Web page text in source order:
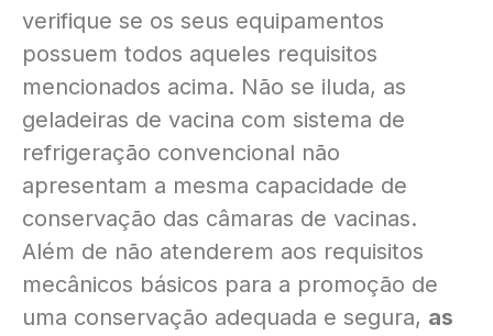
verifique se os seus equipamentos
possuem todos aqueles requisitos
mencionados acima. Não se iluda, as
geladeiras de vacina com sistema de
refrigeração convencional não
apresentam a mesma capacidade de
conservação das câmaras de vacinas.
Além de não atenderem aos requisitos
mecânicos básicos para a promoção de
uma conservação adequada e segura, as